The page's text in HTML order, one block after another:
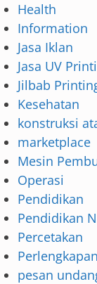
Health
Information
Jasa Iklan
Jasa UV
Jilbab
Kesehatan
konstruksi
marketplace
Mesin
Operasi
Pendidikan
Pendidikan
Percetakan
pesan